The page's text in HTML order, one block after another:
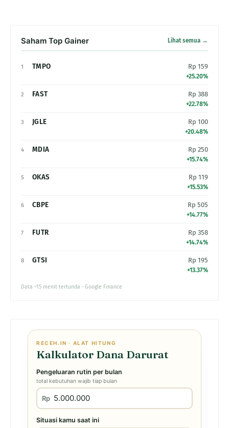
Saham Top Gainer Lihat semua →
1 TMPO Rp 159
+25.20%
2 FAST Rp 388
+22.78%
3 JGLE Rp 100
+20.48%
4 MDIA Rp 250
+15.74%
5 OKAS Rp 119
+15.53%
6 CBPE Rp 505
+14.77%
7 FUTR Rp 358
+14.74%
8 GTSI Rp 195
+13.37%
Data ~15 menit tertunda · Google Finance
RECEH.IN · ALAT HITUNG
Kalkulator Dana Darurat
Pengeluaran rutin per bulan
total kebutuhan wajib tiap bulan
Rp
Situasi kamu saat ini